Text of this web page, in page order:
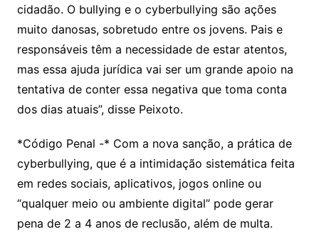
cidadão. O bullying e o cyberbullying são ações
muito danosas, sobretudo entre os jovens. Pais e
responsáveis têm a necessidade de estar atentos,
mas essa ajuda jurídica vai ser um grande apoio na
tentativa de conter essa negativa que toma conta
dos dias atuais”, disse Peixoto.
*Código Penal -* Com a nova sanção, a prática de
cyberbullying, que é a intimidação sistemática feita
em redes sociais, aplicativos, jogos online ou
“qualquer meio ou ambiente digital” pode gerar
pena de 2 a 4 anos de reclusão, além de multa.